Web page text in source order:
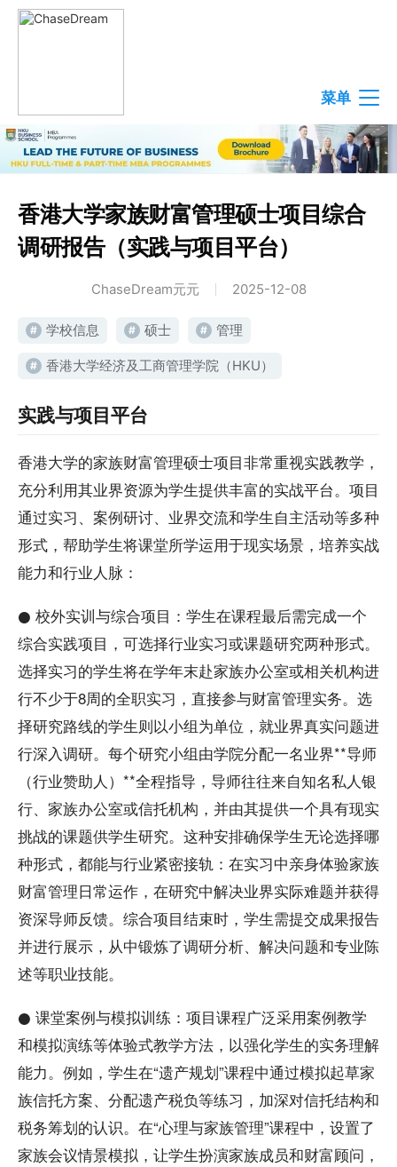
菜单
香港大学家族财富管理硕士项目综合
调研报告（实践与项目平台）
ChaseDream元元 2025-12-08
# 学校信息 # 硕士 # 管理
# 香港大学经济及工商管理学院（HKU）
实践与项目平台
香港大学的家族财富管理硕士项目非常重视实践教学，
充分利用其业界资源为学生提供丰富的实战平台。项目
通过实习、案例研讨、业界交流和学生自主活动等多种
形式，帮助学生将课堂所学运用于现实场景，培养实战
能力和行业人脉：
● 校外实训与综合项目：学生在课程最后需完成一个
综合实践项目，可选择行业实习或课题研究两种形式。
选择实习的学生将在学年末赴家族办公室或相关机构进
行不少于8周的全职实习，直接参与财富管理实务。选
择研究路线的学生则以小组为单位，就业界真实问题进
行深入调研。每个研究小组由学院分配一名业界**导师
（行业赞助人）**全程指导，导师往往来自知名私人银
行、家族办公室或信托机构，并由其提供一个具有现实
挑战的课题供学生研究。这种安排确保学生无论选择哪
种形式，都能与行业紧密接轨：在实习中亲身体验家族
财富管理日常运作，在研究中解决业界实际难题并获得
资深导师反馈。综合项目结束时，学生需提交成果报告
并进行展示，从中锻炼了调研分析、解决问题和专业陈
述等职业技能。
● 课堂案例与模拟训练：项目课程广泛采用案例教学
和模拟演练等体验式教学方法，以强化学生的实务理解
能力。例如，学生在“遗产规划”课程中通过模拟起草家
族信托方案、分配遗产税负等练习，加深对信托结构和
税务筹划的认识。在“心理与家族管理”课程中，设置了
家族会议情景模拟，让学生扮演家族成员和财富顾问，